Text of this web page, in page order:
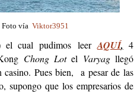
Foto vía Viktor3951
el cual pudimos leer AQUÍ, 4
Chong Lotel Varyag llegó
Pues bien, a pesar de las
supongo que los empresarios de